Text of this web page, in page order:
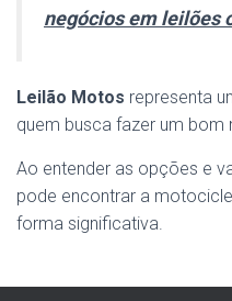
negócios em leilões
Leilão Motos representa
quem busca fazer um bom
Ao entender as opções e
pode encontrar a
forma significativa.